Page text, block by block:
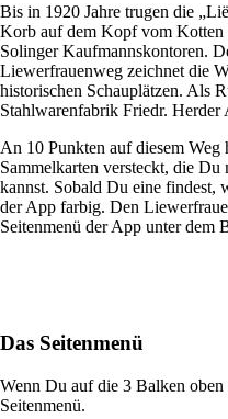
Bis in 1920 Jahre trugen die
Korb auf dem Kopf vom Kotten
Solinger Kaufmannskontoren.
Liewerfrauenweg zeichnet die
historischen Schauplätzen. Als
Stahlwarenfabrik Friedr.
An 10 Punkten auf diesem
Sammelkarten versteckt, die
kannst. Sobald Du eine findest,
der App farbig. Den
Seitenmenü der App unter dem
Das Seitenmenü
Wenn Du auf die 3 Balken
Seitenmenü.